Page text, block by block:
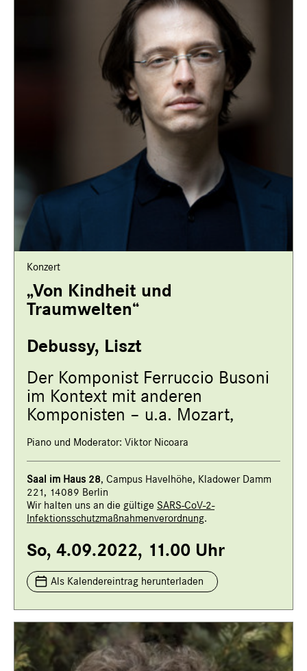
Konzert
„Von Kindheit und
Traumwelten“
Debussy, Liszt
Der Komponist Ferruccio Busoni
im Kontext mit anderen
Komponisten – u.a. Mozart,
Piano und Moderator: Viktor Nicoara
Saal im Haus 28, Campus Havelhöhe, Kladower Damm
221, 14089 Berlin
Wir halten uns an die gültige SARS-CoV-2-
Infektionsschutzmaßnahmenverordnung.
So, 4.09.2022, 11.00 Uhr
Als Kalendereintrag herunterladen